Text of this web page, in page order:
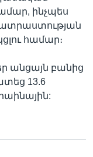
ինչպես
համար։
անցայն բանից
13.6